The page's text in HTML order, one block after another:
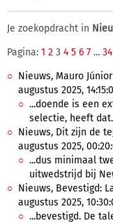
Je zoekopdracht in
Pagina: 1 2 3 4 5 6 7 ... 34
Nieuws, Mauro
augustus 2025,
...doende is een
selectie, heeft
Nieuws, Dit zijn de
augustus 2025,
...dus minimaal
uitwedstrijd bij
Nieuws, Bevestigd:
augustus 2025,
...bevestigd. De